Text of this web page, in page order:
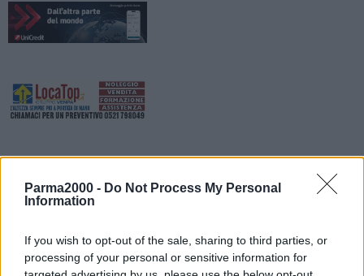
Parma2000 - Do Not Process My Personal
Information
If you wish to opt-out of the sale, sharing to third parties, or
processing of your personal or sensitive information for
Da lunedì 8 giugno a sabato 13 giugno a Fiorano Modenese sono